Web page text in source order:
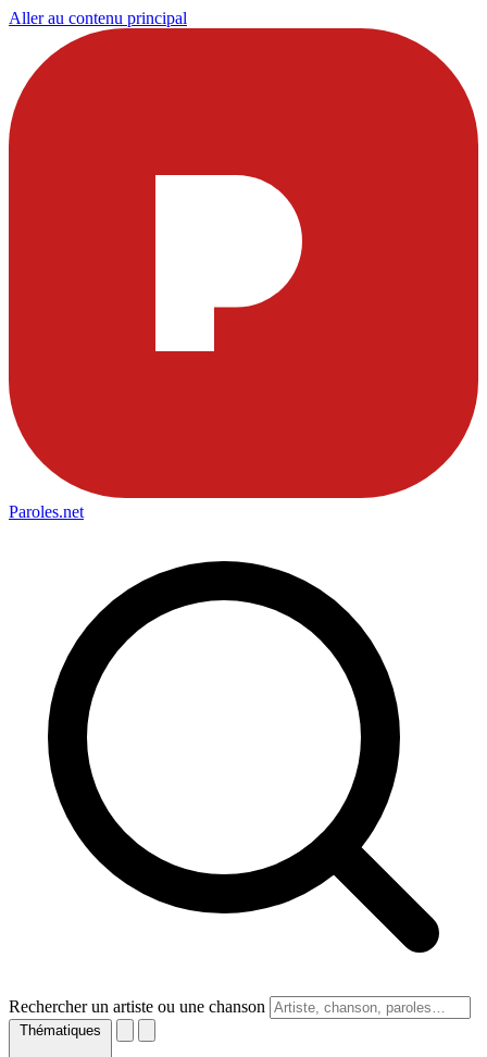
Aller au contenu principal
Paroles.net
Rechercher un artiste ou une chanson
Thématiques